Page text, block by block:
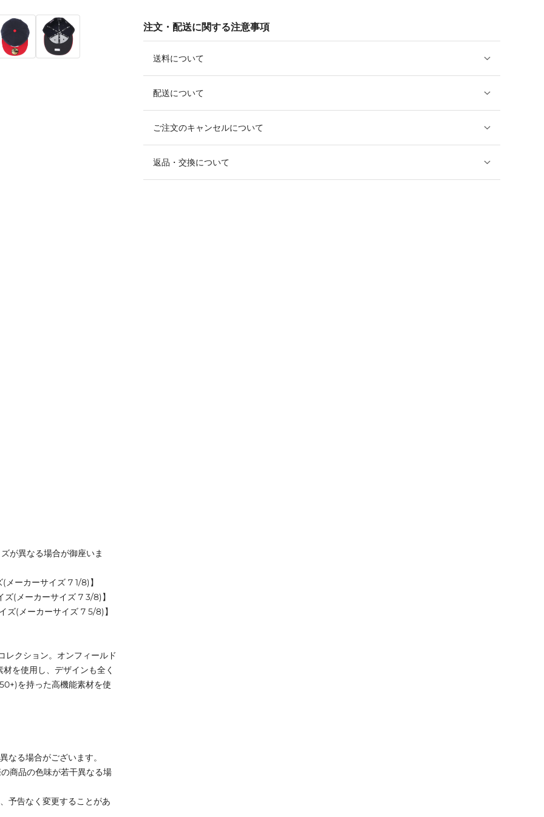
注文・配送に関する注意事項
送料について
配送について
ご注文のキャンセルについて
返品・交換について
が異なる場合が御座いま
ーカーサイズ 7 1/8)】
(メーカーサイズ 7 3/8)】
(メーカーサイズ 7 5/8)】
レクション。オンフィールド
を使用し、デザインも全く
を持った高機能素材を使
る場合がございます。
商品の色味が若干異なる場
予告なく変更することがあ